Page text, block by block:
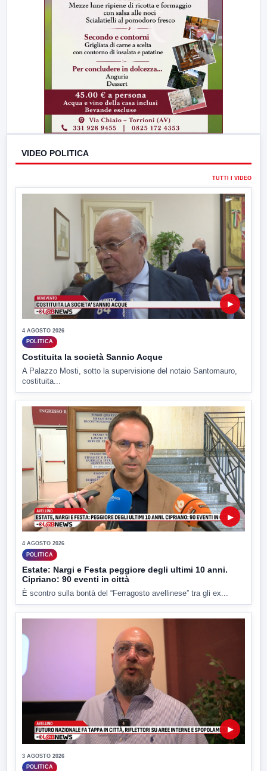
VIDEO POLITICA
TUTTI I VIDEO
▶
4 AGOSTO 2026
POLITICA
Costituita la società Sannio Acque
A Palazzo Mosti, sotto la supervisione del notaio Santomauro,
costituita...
▶
4 AGOSTO 2026
POLITICA
Estate: Nargi e Festa peggiore degli ultimi 10 anni.
Cipriano: 90 eventi in città
È scontro sulla bontà del “Ferragosto avellinese” tra gli ex...
▶
3 AGOSTO 2026
POLITICA